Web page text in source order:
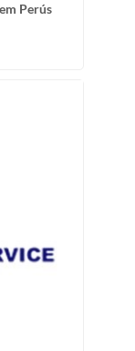
Perús